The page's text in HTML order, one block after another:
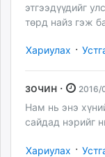
этгээдүүдийг
төрд найз гэж
Хариулах ·
зочин · 2016/
Нам нь энэ
сайдад нэрийг
Хариулах ·